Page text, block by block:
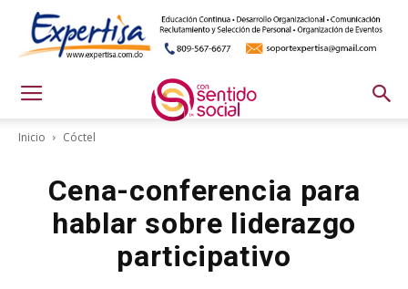
Inicio Cóctel
Cena-conferencia para
hablar sobre liderazgo
participativo